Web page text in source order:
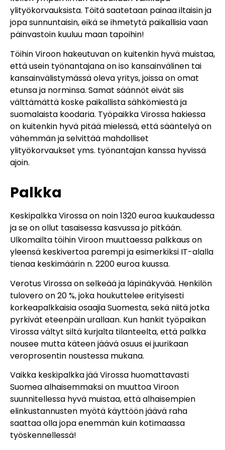
ylityökorvauksista. Töitä saatetaan painaa iltaisin ja
jopa sunnuntaisin, eikä se ihmetytä paikallisia vaan
päinvastoin kuuluu maan tapoihin!
Töihin Viroon hakeutuvan on kuitenkin hyvä muistaa,
että usein työnantajana on iso kansainvälinen tai
kansainvälistymässä oleva yritys, joissa on omat
etunsa ja norminsa. Samat säännöt eivät siis
välttämättä koske paikallista sähkömiestä ja
suomalaista koodaria. Työpaikka Virossa hakiessa
on kuitenkin hyvä pitää mielessä, että sääntelyä on
vähemmän ja selvittää mahdolliset
ylityökorvaukset yms. työnantajan kanssa hyvissä
ajoin.
Palkka
Keskipalkka Virossa on noin 1320 euroa kuukaudessa
ja se on ollut tasaisessa kasvussa jo pitkään.
Ulkomailta töihin Viroon muuttaessa palkkaus on
yleensä keskivertoa parempi ja esimerkiksi IT-alalla
tienaa keskimäärin n. 2200 euroa kuussa.
Verotus Virossa on selkeää ja läpinäkyvää. Henkilön
tulovero on 20 %, joka houkuttelee erityisesti
korkeapalkkaisia osaajia Suomesta, sekä niitä jotka
pyrkivät eteenpäin urallaan. Kun hankit työpaikan
Virossa vältyt siltä kurjalta tilanteelta, että palkka
nousee mutta käteen jäävä osuus ei juurikaan
veroprosentin noustessa mukana.
Vaikka keskipalkka jää Virossa huomattavasti
Suomea alhaisemmaksi on muuttoa Viroon
suunnitellessa hyvä muistaa, että alhaisempien
elinkustannusten myötä käyttöön jäävä raha
saattaa olla jopa enemmän kuin kotimaassa
työskennellessä!